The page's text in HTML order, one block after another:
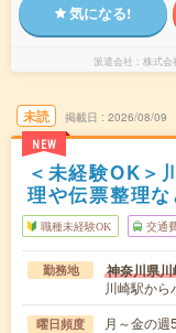
気になる!
派遣会社 株式会
未読
NEW
掲載日 2026/08/09
＜未経験OK＞
理や伝票整理な
職種未経験OK 交通
勤務地 神奈川県
川崎駅か
曜日頻度 月～金の